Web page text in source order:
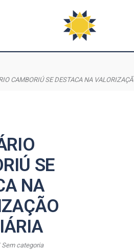
CAMBORIÚ SE DESTACA NA
SE
NA
Sem categoria